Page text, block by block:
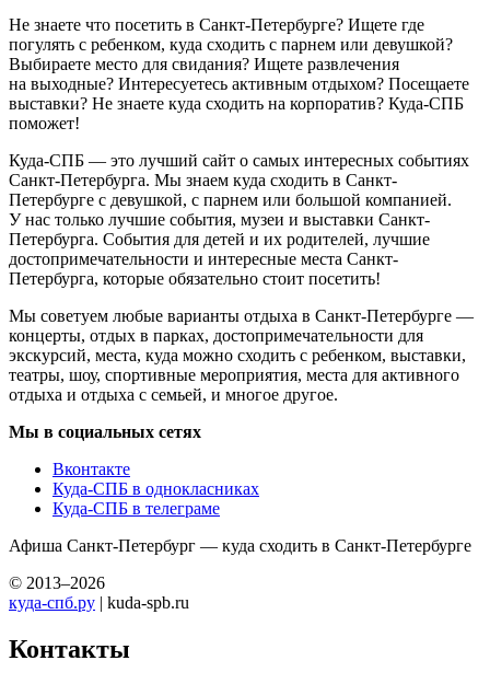
Не знаете что посетить в Санкт-Петербурге? Ищете где
погулять с ребенком, куда сходить с парнем или девушкой?
Выбираете место для свидания? Ищете развлечения
на выходные? Интересуетесь активным отдыхом? Посещаете
выставки? Не знаете куда сходить на корпоратив? Куда-СПБ
поможет!
Куда-СПБ — это лучший сайт о самых интересных событиях
Санкт-Петербурга. Мы знаем куда сходить в Санкт-
Петербурге с девушкой, с парнем или большой компанией.
У нас только лучшие события, музеи и выставки Санкт-
Петербурга. События для детей и их родителей, лучшие
достопримечательности и интересные места Санкт-
Петербурга, которые обязательно стоит посетить!
Мы советуем любые варианты отдыха в Санкт-Петербурге —
концерты, отдых в парках, достопримечательности для
экскурсий, места, куда можно сходить с ребенком, выставки,
театры, шоу, спортивные мероприятия, места для активного
отдыха и отдыха с семьей, и многое другое.
Мы в социальных сетях
Вконтакте
Куда-СПБ в однокласниках
Куда-СПБ в телеграме
Афиша Санкт-Петербург — куда сходить в Санкт-Петербурге
© 2013–2026
куда-спб.ру | kuda-spb.ru
Контакты